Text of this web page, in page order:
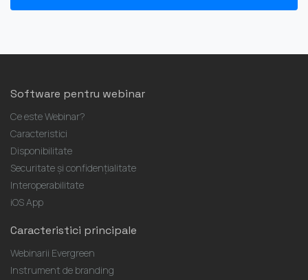
Software pentru webinar
Ce este Webinar?
Caracteristici
Disponibilitate
Securitate și confidențialitate
Interoperabilitate
iOS App
Caracteristici principale
Webinarii Evergreen
Instrument de branding